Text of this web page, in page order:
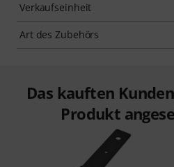
Verkaufseinheit
Art des Zubehörs
Das kauften
Produkt